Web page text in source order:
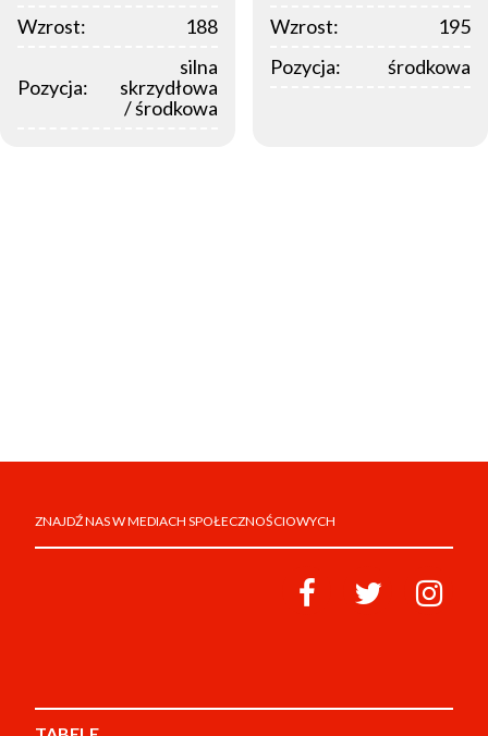
Wzrost:
188
Pozycja:
silna
skrzydłowa
/ środkowa
Wzrost:
195
Pozycja:
środkowa
ZNAJDŹ NAS W MEDIACH SPOŁECZNOŚCIOWYCH